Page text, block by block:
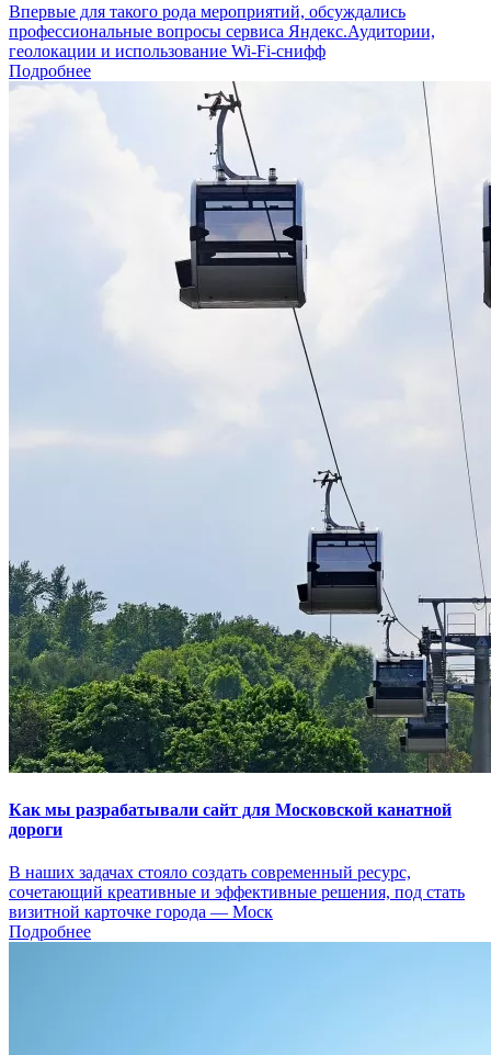
Впервые для такого рода мероприятий, обсуждались
профессиональные вопросы сервиса Яндекс.Аудитории,
геолокации и использование Wi-Fi-снифф
Подробнее
Как мы разрабатывали сайт для Московской канатной
дороги
В наших задачах стояло создать современный ресурс,
сочетающий креативные и эффективные решения, под стать
визитной карточке города — Моск
Подробнее